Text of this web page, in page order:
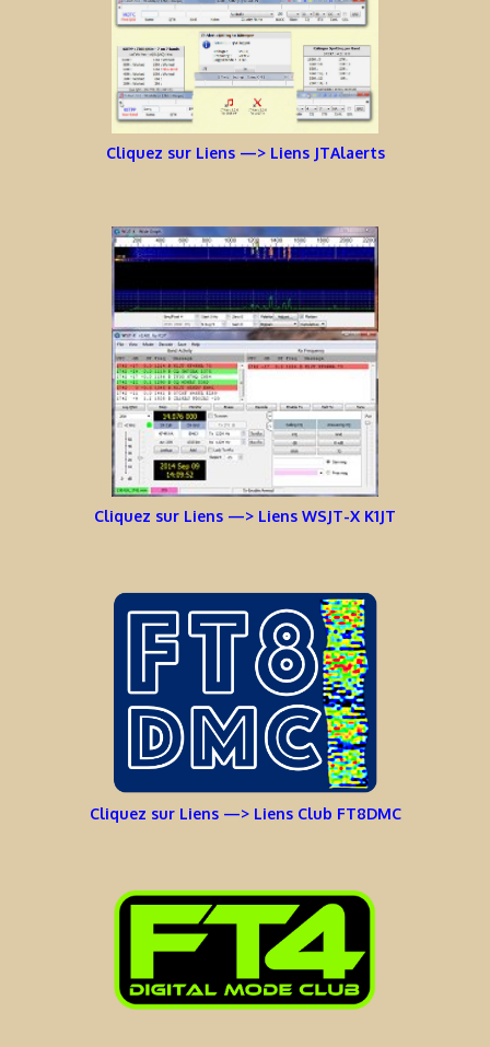
Cliquez sur Liens —> Liens JTAlaerts
Cliquez sur Liens —> Liens WSJT-X K1JT
Cliquez sur Liens —> Liens Club FT8DMC